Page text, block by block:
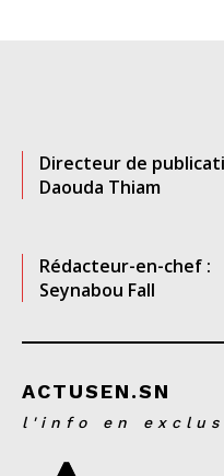
Directeur de
Daouda Thiam
Rédacteur-en-chef :
Seynabou Fall
ACTUSEN.SN
l'info en